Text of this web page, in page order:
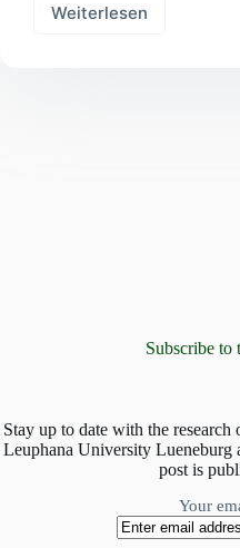
Weiterlesen
Grünland
Subscribe to
Stay up to date with the
Leuphana University Lueneburg
post is
Your